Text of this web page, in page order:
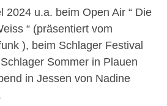
2024 u.a. beim Open Air “ Die
“ (präsentiert vom
), beim Schlager Festival
Sommer in Plauen
in Jessen von Nadine